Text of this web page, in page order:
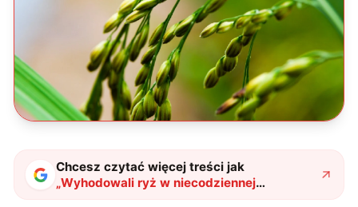
Chcesz czytać więcej treści jak
„Wyhodowali ryż w niecodziennej
lokalizacji. To kolejny krok w eksploracji